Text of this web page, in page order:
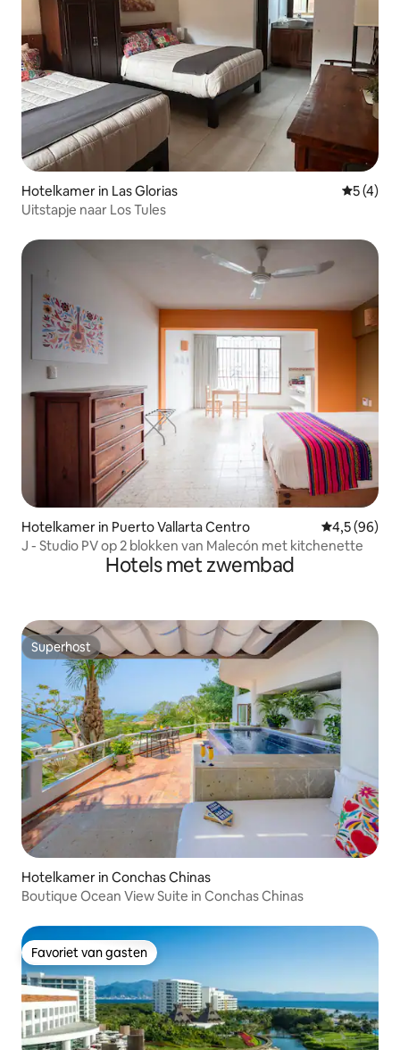
Hotelkamer in Las Glorias
5 (4)
Uitstapje naar Los Tules
Hotelkamer in Puerto Vallarta Centro Gemiddelde
4,5 (96)
J - Studio PV op 2 blokken van Malecón met kitchenette
Hotels met zwembad
Superhost
Superhost
Hotelkamer in Conchas Chinas
Boutique Ocean View Suite in Conchas Chinas
Favoriet van gasten
Favoriet van gasten